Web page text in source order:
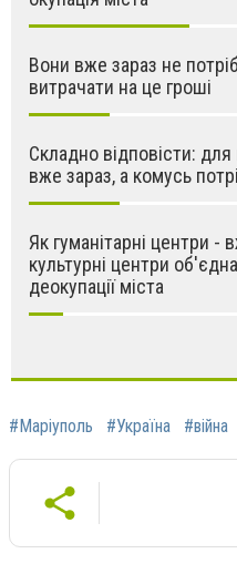
Вони вже зараз не
витрачати на це гроші
Складно відповісти: для
вже зараз, а комусь
Як гуманітарні центри -
культурні центри
деокупації міста
#Маріуполь #Україна #війна